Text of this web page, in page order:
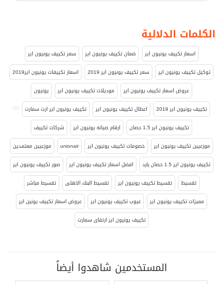
الكلمات الدلالية
اسعار تكييف يونيون اير ضمان تكييف يونيون اير
سعر تكييف يونيون اير
توكيل تكييف يونيون اير
سعر تكييف يونيون اير 2019
اسعار تكييفات يونيون اير2019
عروض اسعار تكييف يونيون اير
موديلات تكييف يونيون اير
يونيون
تكييف يونيون اير 2019
اعطال تكييف يونيون اير
تكييف يونيون اير ارت سمارت
تكييف يونيون اير 1.5 حصان
ارقام صيانه يونيون اير
شركات تكييف
موزعيين تكييف يونيون اير
خصومات تكييف يونيون اير unionair
موزعيين معتمدين
تكييف يونيون اير 1.5 حصان بارد
افضل اسعار تكييف يونيون اير
صور تكييف يونيون اير
تقسيط
تقسيط تكييف يونيون اير تقسيط البنك الاهلى
تقسيط مباشر
مميزات تكييف يونيون اير
عيوب تكييف يونيون اير
عروض اسعار تكييف يونين اير
تكييف يونيون اير ارتفاى سمارت
المستخدمين شاهدوا أيضاً